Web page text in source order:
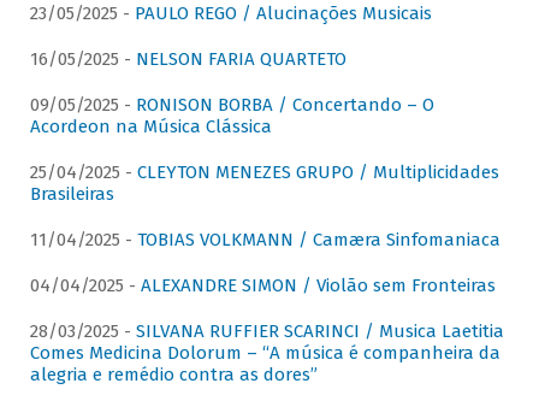
23/05/2025 - PAULO REGO / Alucinações Musicais
16/05/2025 - NELSON FARIA QUARTETO
09/05/2025 - RONISON BORBA / Concertando – O
Acordeon na Música Clássica
25/04/2025 - CLEYTON MENEZES GRUPO / Multiplicidades
Brasileiras
11/04/2025 - TOBIAS VOLKMANN / Camæra Sinfomaniaca
04/04/2025 - ALEXANDRE SIMON / Violão sem Fronteiras
28/03/2025 - SILVANA RUFFIER SCARINCI / Musica Laetitia
Comes Medicina Dolorum – “A música é companheira da
alegria e remédio contra as dores”